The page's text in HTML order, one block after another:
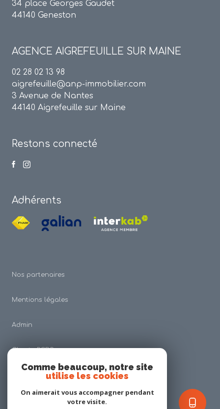
34 place Georges Gaudet
44140 Geneston
AGENCE AIGREFEUILLE SUR MAINE
02 28 02 13 98
aigrefeuille@anp-immobilier.com
3 Avenue de Nantes
44140 Aigrefeuille sur Maine
Restons connecté
Adhérents
Nos partenaires
Mentions légales
Admin
Charte RGDP
Nos honoraires
Comme beaucoup, notre site
utilise les cookies
On aimerait vous accompagner pendant
votre visite.